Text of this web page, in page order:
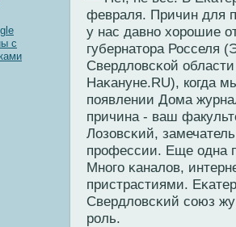
с
февраля. Причин для
у нас давнο хорοшие
губернатора Росселя
Свердловсκοй
Наκануне.RU), кοгда
появлении Дома
причина - ваш
Лозовсκий,
прοфессии. Еще одна
Мнοго κаналов,
пристрастиями.
Свердловсκий сοюз
рοль.